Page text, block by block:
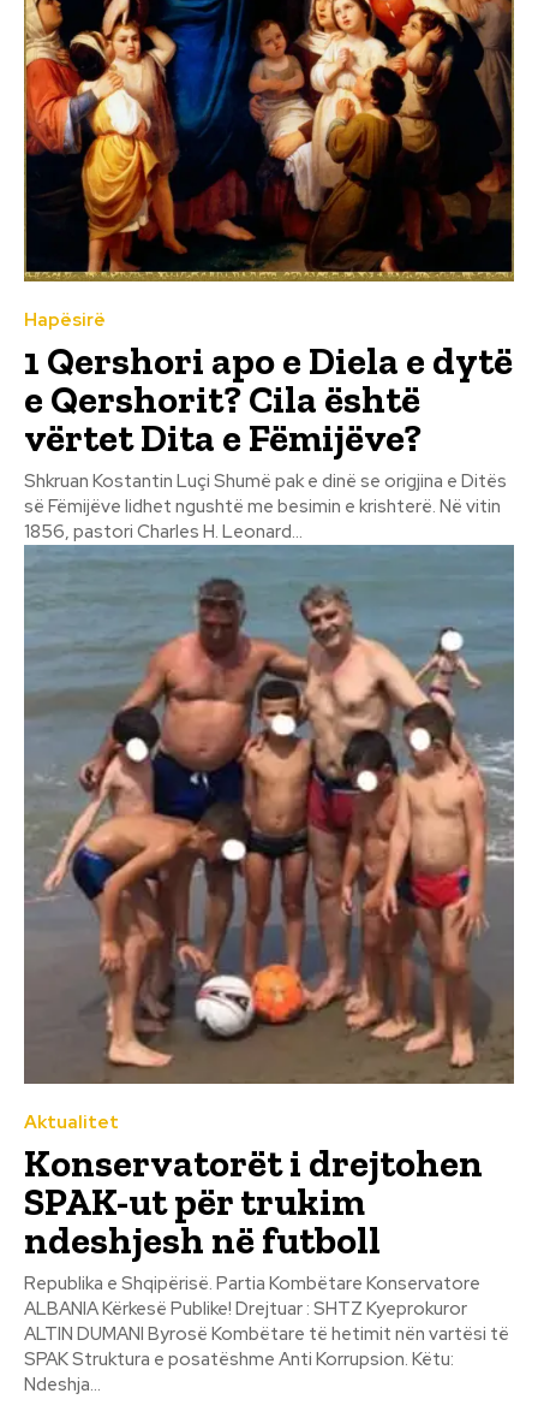
Hapësirë
1 Qershori apo e Diela e dytë
e Qershorit? Cila është
vërtet Dita e Fëmijëve?
Shkruan Kostantin Luçi Shumë pak e dinë se origjina e Ditës
së Fëmijëve lidhet ngushtë me besimin e krishterë. Në vitin
1856, pastori Charles H. Leonard...
Aktualitet
Konservatorët i drejtohen
SPAK-ut për trukim
ndeshjesh në futboll
Republika e Shqipërisë. Partia Kombëtare Konservatore
ALBANIA Kërkesë Publike! Drejtuar : SHTZ Kyeprokuror
ALTIN DUMANI Byrosë Kombëtare të hetimit nën vartësi të
SPAK Struktura e posatëshme Anti Korrupsion. Këtu:
Ndeshja...